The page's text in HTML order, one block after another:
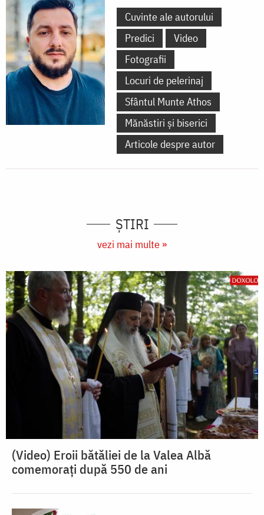
Cuvinte ale autorului
Predici
Video
Fotografii
Locuri de pelerinaj
Sfântul Munte Athos
Mănăstiri și biserici
Articole despre autor
ȘTIRI
vezi mai multe »
(Video) Eroii bătăliei de la Valea Albă
comemorați după 550 de ani